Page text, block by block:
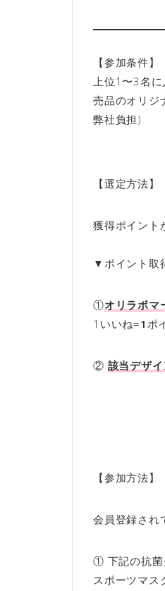
【参加条件】
上位1〜3名に
売品のオリジ
弊社負担)
【選定方法】
獲得ポイント
▼ポイント取
①オリラボマ
1いいね=1 ポ
② 該当デザ
【参加方法】
会員登録され
① 下記の抗菌
スポーツマス